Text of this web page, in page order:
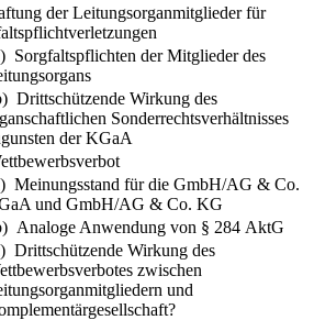
der Leitungsorganmitglieder für
Sorgfaltspflichten der Mitglieder des
Drittschützende Wirkung des
Sonderrechtsverhältnisses
der KGaA
Meinungsstand für die GmbH/AG & Co.
und GmbH/AG & Co. KG
Analoge Anwendung von § 284 AktG
Drittschützende Wirkung des
zwischen
und